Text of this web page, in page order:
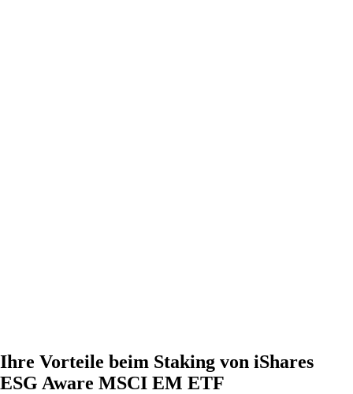
Ihre Vorteile beim Staking von iShares
ESG Aware MSCI EM ETF